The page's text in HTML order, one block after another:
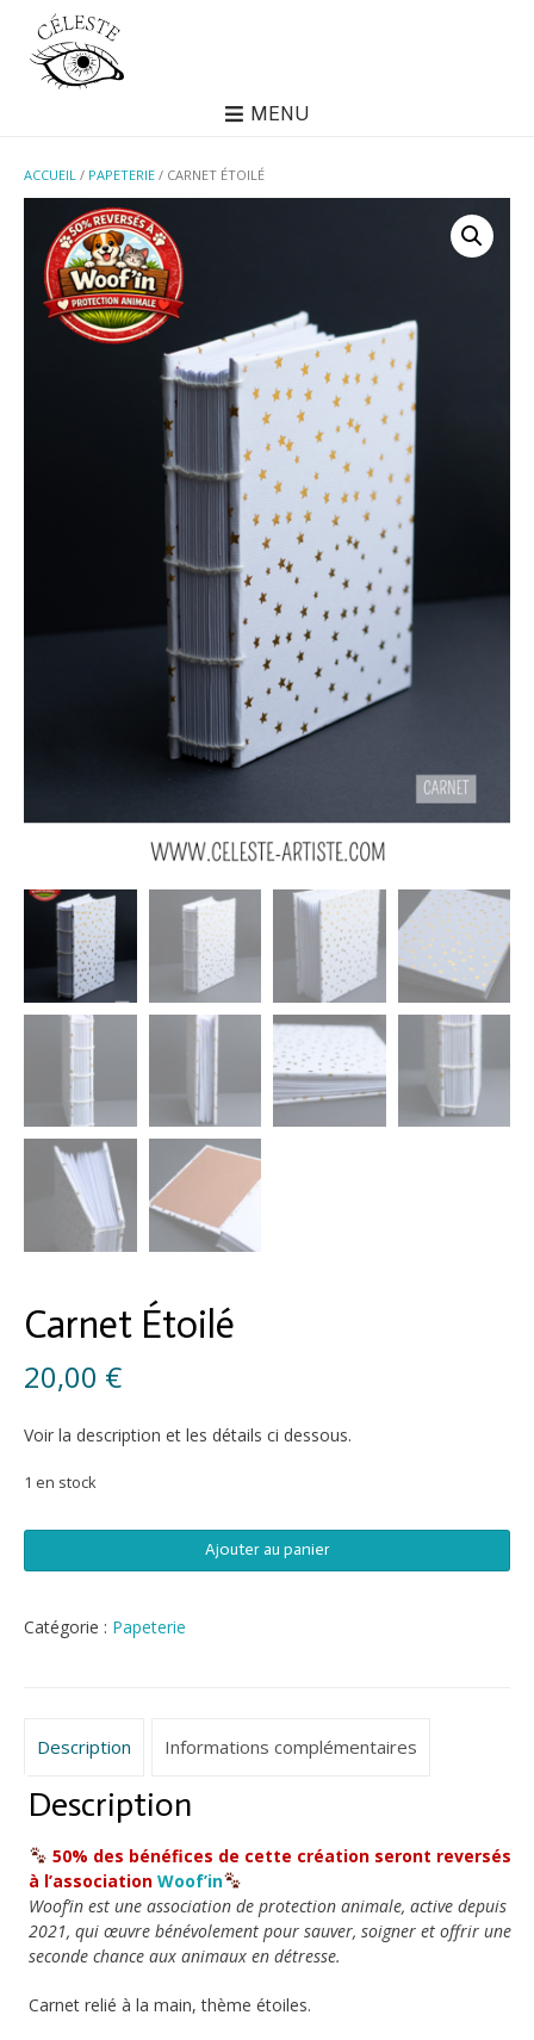
MENU
ACCUEIL / PAPETERIE / CARNET ÉTOILÉ
Carnet Étoilé
20,00 €
Voir la description et les détails ci dessous.
1 en stock
de
Étoilé
Ajouter au panier
Catégorie : Papeterie
Description Informations complémentaires
Description
50% des bénéfices de cette création seront reversés
à l’associationWoof’in
Woof’in est une association de protection animale, active depuis
2021, qui œuvre bénévolement pour sauver, soigner et offrir une
seconde chance aux animaux en détresse.
Carnet relié à la main, thème étoiles.